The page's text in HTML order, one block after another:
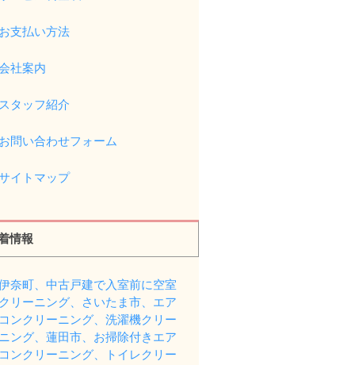
支払い方法
社案内
タッフ紹介
問い合わせフォーム
イトマップ
情報
奈町、中古戸建で入室前に空室
リーニング、さいたま市、エア
ンクリーニング、洗濯機クリー
ング、蓮田市、お掃除付きエア
ンクリーニング、トイレクリー